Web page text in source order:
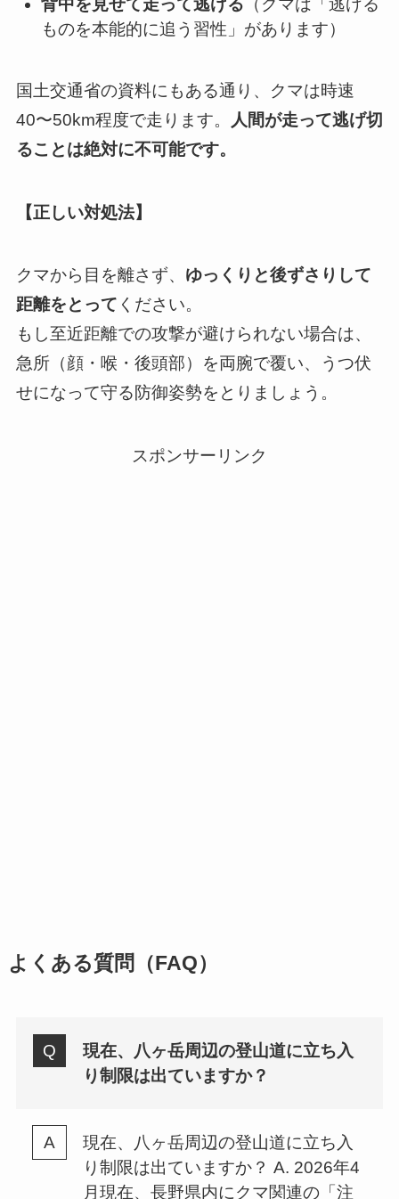
背中を見せて走って逃げる （クマは「逃げる
ものを本能的に追う習性」があります）
国土交通省の資料にもある通り、クマは時速
40〜50km程度で走ります。
人間が走って逃げ切
ることは絶対に不可能です。
【正しい対処法】
クマから目を離さず、 ゆっくりと後ずさりして
距離をとって ください。
もし至近距離での攻撃が避けられない場合は、
急所（顔・喉・後頭部）を両腕で覆い、うつ伏
せになって守る防御姿勢をとりましょう。
スポンサーリンク
よくある質問（FAQ）
現在、八ヶ岳周辺の登山道に立ち入
り制限は出ていますか？
現在、八ヶ岳周辺の登山道に立ち入
り制限は出ていますか？ A. 2026年4
月現在、長野県内にクマ関連の「注